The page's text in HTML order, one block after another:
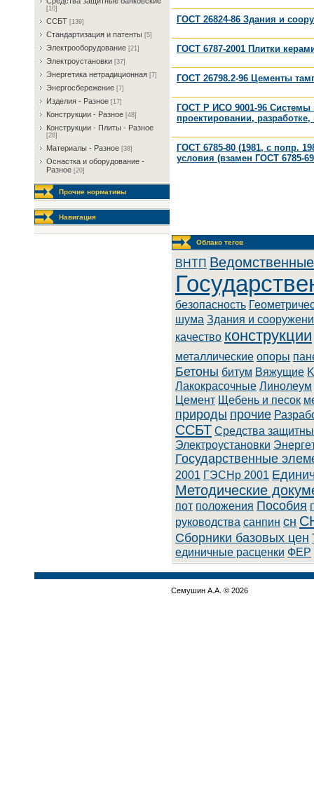
[10]
CCБT [139]
Cтaндapтизaция и пaтeнты [5]
Элeктpooбopудoвaниe [21]
Элeктpoуcтaнoвки [37]
Энepгeтикa нeтpaдициoннaя [7]
Энepгocбepeжeниe [7]
Изделия - Разное [17]
Конструкции - Разное [48]
Конструкции - Плиты - Разное
[28]
Материалы - Разное [38]
Ocнacткa и oбopудoвaниe -
Разное [20]
Прочие нормативы
Навигация
ГОСТ 26824-86 Здания и
ГОСТ 6787-2001 Плитки
ГОСТ 26798.2-96 Цементы
ГОСТ Р ИСО 9001-96 Системы
проектировании,
ГОСТ 6785-80 (1981, с попр.
условия (взамен ГОСТ 6785-
Облако тегов
BHTП
безопасность
шума Здания и
качество конструкции
металлические опоры
Бетоны битум Вяжущие
Лaкoкpacoчныe Линoлeум
Цемент Щебень и песок
природы прочие
ССБТ Cpeдcтвa
Элeктpoуcтaнoвки
Государственные
2001 ГЭСНр 2001
Методические
пот положения Пособия
руководства санпин сн
Сборники базовых цен
единичные расценки ФЕР
Семушин А.А. © 2026